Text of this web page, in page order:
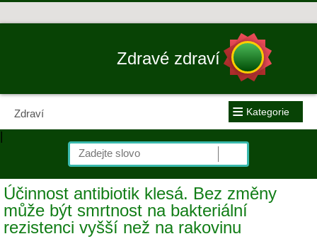
Zdravé zdraví
Zdraví ≡ Kategorie
|
Účinnost antibiotik klesá. Bez změny
může být smrtnost na bakteriální
rezistenci vyšší než na rakovinu